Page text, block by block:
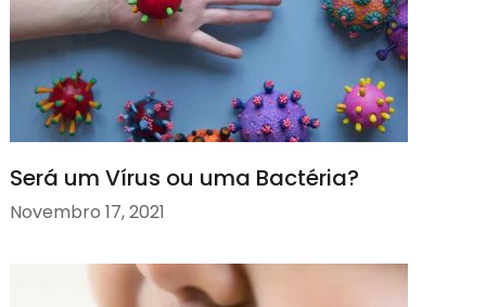
Será um Vírus ou uma Bactéria?
Novembro 17, 2021